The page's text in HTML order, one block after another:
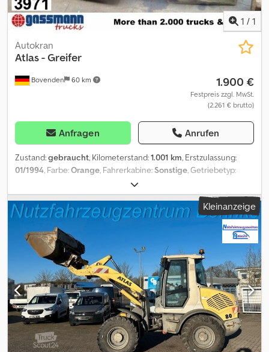
1 / 1
Bovenden 60 km
Autokran
Atlas- Greifer
1.900 €
Festpreis zzgl. MwSt.
(2.261 € brutto)
Anfragen Anrufen
Zustand:gebraucht, Kilometerstand:1.001 km, Erstzulassung:
01/1994, Farbe:Orange, Fahrerkabine:Sonstige, Getriebetyp:
, Fahrzeugstandort: Bovenden, Aufbau:
Greifer ca. 250 Liter Inhalt.Breite 500mm,Tiefe 450mm mit
Drehservo und Zähne. ZUBEHÖRANGABEN OHNE GEWÄHR,
Änderungen, Zwischenverkauf und Irrtümer vorbehalten!
Csdpfxoi Rqmvj Akwerf - .
Kleinanzeige